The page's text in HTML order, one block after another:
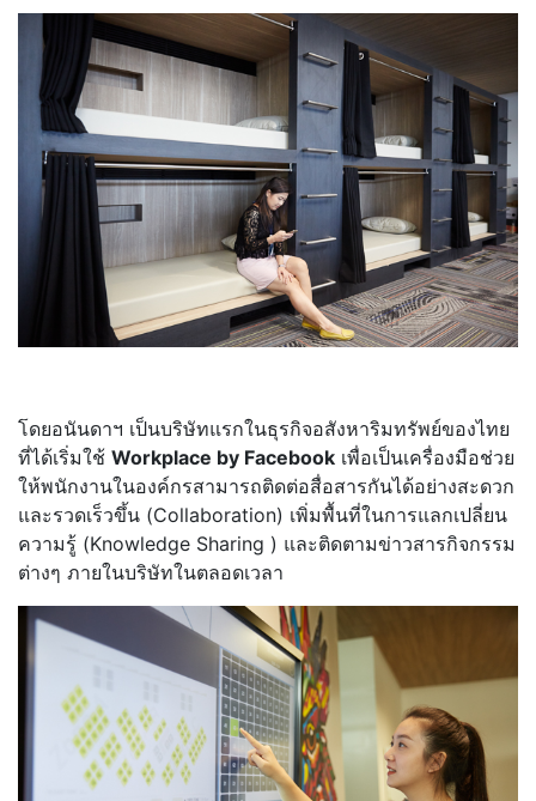
โดยอนันดาฯ เป็นบริษัทแรกในธุรกิจอสังหาริมทรัพย์ของไทย
ที่ได้เริ่มใช้ Workplace by Facebook เพื่อเป็นเครื่องมือช่วย
ให้พนักงานในองค์กรสามารถติดต่อสื่อสารกันได้อย่างสะดวก
และรวดเร็วขึ้น (Collaboration) เพิ่มพื้นที่ในการแลกเปลี่ยน
ความรู้ (Knowledge Sharing ) และติดตามข่าวสารกิจกรรม
ต่างๆ ภายในบริษัทในตลอดเวลา